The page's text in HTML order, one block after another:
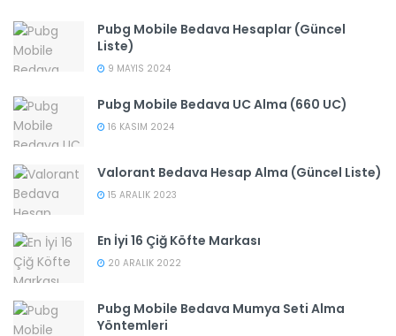
Pubg Mobile Bedava Hesaplar (Güncel
Liste)
9 MAYIS 2024
Pubg Mobile Bedava UC Alma (660 UC)
16 KASIM 2024
Valorant Bedava Hesap Alma (Güncel Liste)
15 ARALIK 2023
En İyi 16 Çiğ Köfte Markası
20 ARALIK 2022
Pubg Mobile Bedava Mumya Seti Alma
Yöntemleri